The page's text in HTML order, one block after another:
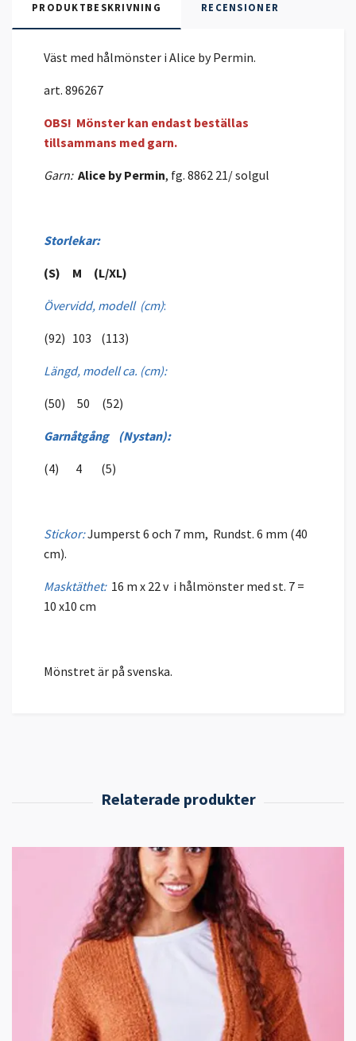
PRODUKTBESKRIVNING RECENSIONER
Väst med hålmönster i Alice by Permin.
art. 896267
OBS! Mönster kan endast beställas
tillsammans med garn.
Garn: Alice by Permin, fg. 8862 21/ solgul
Storlekar:
(S) M (L/XL)
Övervidd, modell (cm):
(92) 103 (113)
Längd, modell ca. (cm):
(50) 50 (52)
Garnåtgång (Nystan):
(4) 4 (5)
Stickor:Jumperst 6 och 7 mm, Rundst. 6 mm (40
cm).
Masktäthet: 16 m x 22 v i hålmönster med st. 7 =
10 x10 cm
Mönstret är på svenska.